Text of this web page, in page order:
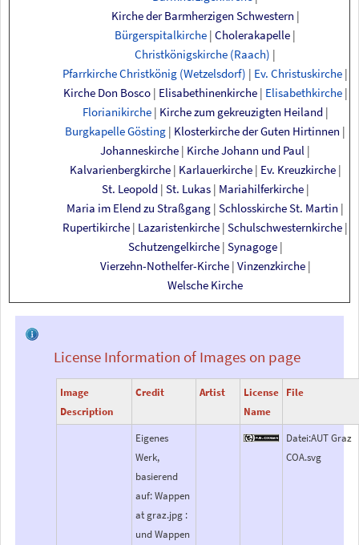
Kircheder Barmherzigen Schwestern |
Bürgerspitalkirche | Cholerakapelle |
Christkönigskirche (Raach) |
PfarrkircheChristkönig (Wetzelsdorf) | Ev. Christuskirche |
Kirche Don Bosco | Elisabethinenkirche | Elisabethkirche |
Florianikirche | Kirchezum gekreuzigten Heiland |
BurgkapelleGösting | KlosterkirchederGuten Hirtinnen |
Johanneskirche | KircheJohann und Paul |
Kalvarienbergkirche | Karlauerkirche | Ev. Kreuzkirche |
St. Leopold | St. Lukas | Mariahilferkirche |
Maria im Elendzu Straßgang | SchlosskircheSt. Martin |
Rupertikirche | Lazaristenkirche | Schulschwesternkirche |
Schutzengelkirche | Synagoge |
Vierzehn-Nothelfer-Kirche | Vinzenzkirche |
Welsche Kirche
License Information of Images on page
Image
Description
Credit Artist
License
Name
File
Eigenes
Werk,
basierend
auf: Wappen
at graz.jpg :
und Wappen
Datei:AUT Graz
COA.svg